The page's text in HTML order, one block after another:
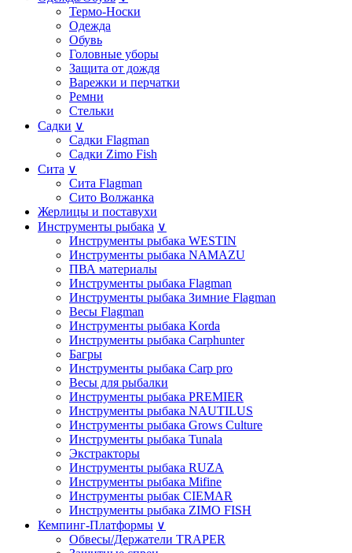
Термо-Носки
Одежда
Обувь
Головные уборы
Защита от дождя
Варежки и перчатки
Ремни
Стельки
Садки ∨
Садки Flagman
Садки Zimo Fish
Сита ∨
Сита Flagman
Сито Волжанка
Жерлицы и поставухи
Инструменты рыбака ∨
Инструменты рыбака WESTIN
Инструменты рыбака NAMAZU
ПВА материалы
Инструменты рыбака Flagman
Инструменты рыбака Зимние Flagman
Весы Flagman
Инструменты рыбака Korda
Инструменты рыбака Carphunter
Багры
Инструменты рыбака Carp pro
Весы для рыбалки
Инструменты рыбака PREMIER
Инструменты рыбака NAUTILUS
Инструменты рыбака Grows Culture
Инструменты рыбака Tunala
Экстракторы
Инструменты рыбака RUZA
Инструменты рыбака Mifine
Инструменты рыбак CIEMAR
Инструменты рыбака ZIMO FISH
Кемпинг-Платформы ∨
Обвесы/Держатели TRAPER